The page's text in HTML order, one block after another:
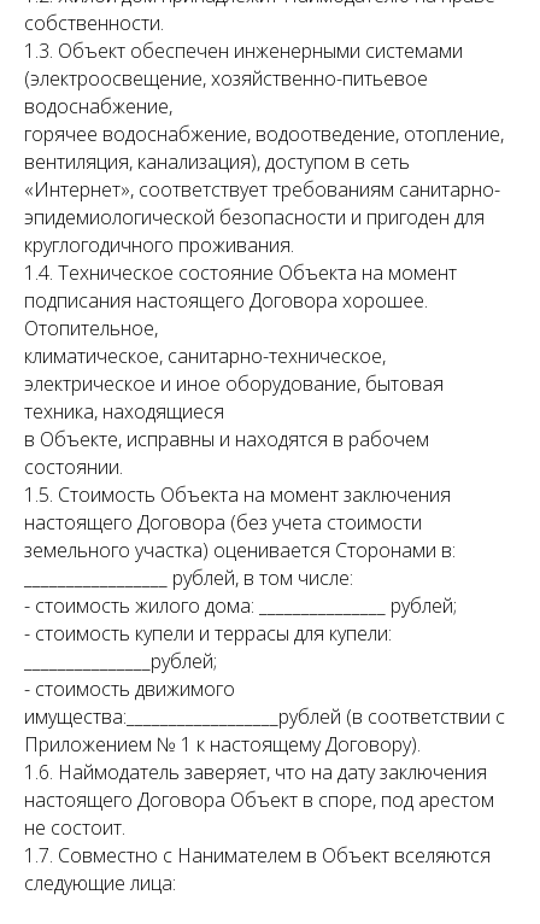
собственности.
1.3. Объект обеспечен инженерными системами
(электроосвещение, хозяйственно-питьевое
водоснабжение,
горячее водоснабжение, водоотведение, отопление,
вентиляция, канализация), доступом в сеть
«Интернет», соответствует требованиям санитарно-
эпидемиологической безопасности и пригоден для
круглогодичного проживания.
1.4. Техническое состояние Объекта на момент
подписания настоящего Договора хорошее.
Отопительное,
климатическое, санитарно-техническое,
электрическое и иное оборудование, бытовая
техника, находящиеся
в Объекте, исправны и находятся в рабочем
состоянии.
1.5. Стоимость Объекта на момент заключения
настоящего Договора (без учета стоимости
земельного участка) оценивается Сторонами в:
_________________ рублей, в том числе:
- стоимость жилого дома: _______________ рублей;
- стоимость купели и террасы для купели:
_______________рублей;
- стоимость движимого
имущества:__________________рублей (в соответствии с
Приложением № 1 к настоящему Договору).
1.6. Наймодатель заверяет, что на дату заключения
настоящего Договора Объект в споре, под арестом
не состоит.
1.7. Совместно с Нанимателем в Объект вселяются
следующие лица: